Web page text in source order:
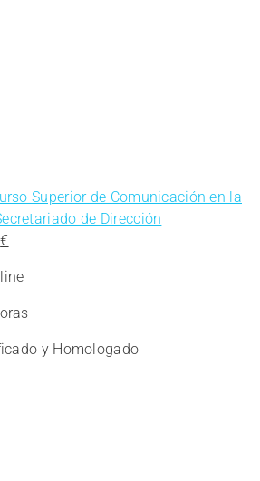
Superior de Comunicación en la
de Dirección
€
actual
y Homologado